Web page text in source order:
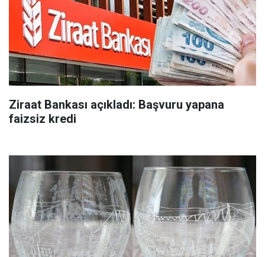
Ziraat Bankası açıkladı: Başvuru yapana
faizsiz kredi